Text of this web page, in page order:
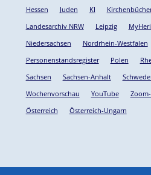
Hessen
Juden KI
Landesarchiv NRW
Leipzig
Niedersachsen
Nordrhein-Westfalen
Personenstandsregister
Polen
Sachsen
Sachsen-Anhalt
Wochenvorschau
YouTube
Österreich
Österreich-Ungarn